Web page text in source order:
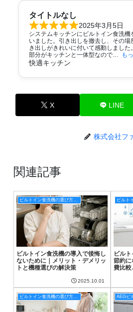
タイトルなし
2025年3月5日
システムキッチンにビルトイン食洗機
いました。引き出しを撤去し、その場
き出しがきれいに付いて感動しました
部分がキッチンと一体型なので
も
快適キッチン
X LINE
株式会社フ
関連記事
ビルトイン食洗機の選び方と工事ガイド｜メーカー別商品紹介と設置費用まとめ
ビルトイン食洗機の導入で後悔し
ないために｜メリット・デメリッ
トと機種選びの解決策
2025.10.01
ビル
節約に
費比較
ビルトイン食洗機の選び方と工事ガイド｜メーカー別商品紹介と設置費用まとめ AEGビ